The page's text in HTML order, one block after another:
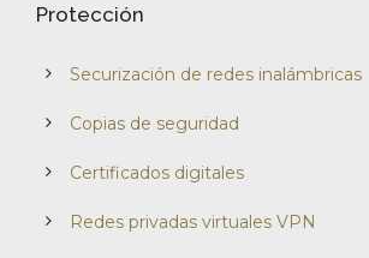
Protección
Securización de redes inalámbricas
Copias de seguridad
Certificados digitales
Redes privadas virtuales VPN